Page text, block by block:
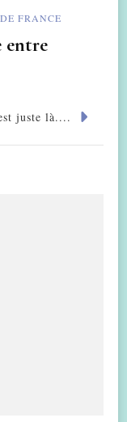
FRANCE
entre
juste là....